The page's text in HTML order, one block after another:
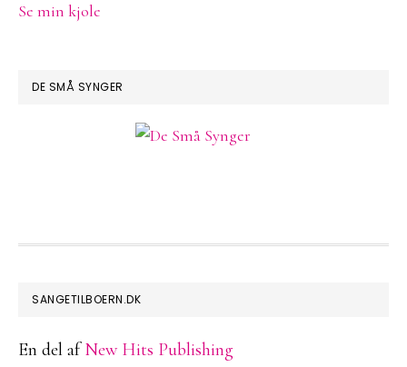
Se min kjole
DE SMÅ SYNGER
FOOTER
SANGETILBOERN.DK
En del afNew Hits Publishing